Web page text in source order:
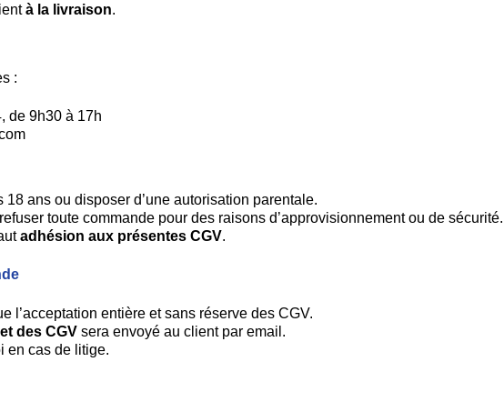
à la livraison.
:
de 9h30 à 17h
18 ans ou disposer d’une autorisation parentale.
toute commande pour des raisons d’approvisionnement ou de sécurité.
adhésion aux présentes CGV.
l’acceptation entière et sans réserve des CGV.
des CGV sera envoyé au client par email.
en cas de litige.